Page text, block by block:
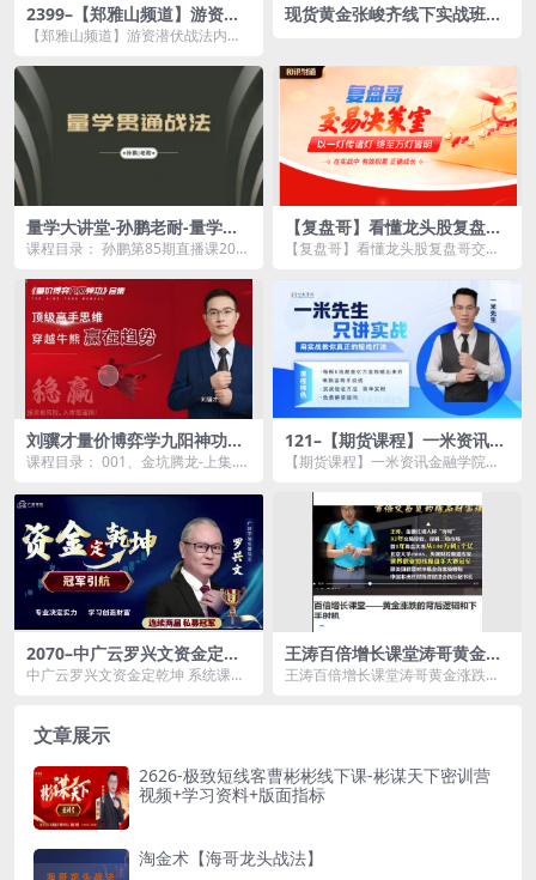
2399–【郑雅山频道】游资潜
伏战法内部直播课程
【郑雅山频道】游资潜伏战法内部
1...
现货黄金张峻齐线下实战班全
量学大讲堂-孙鹏老耐-量学贯
通战法直播 第85期
课程目录： 孙鹏第85期直播课202
mp4...
【复盘哥】看懂龙头股复盘哥
交易决策室交易系统课整理
【复盘哥】看懂龙头股复盘哥交易
课...
刘骥才量价博弈学九阳神功炒
股战法模型合集 16集视频+课
课程目录： 001、金坑腾龙-上集.m
121–【期货课程】一米资讯金
融学院：一米先生只讲实战，
【期货课程】一米资讯金融学院：
正的短线打法资源简介...
2070–中广云罗兴文资金定乾
坤 系统课+小班课+资料+指标
中广云罗兴文资金定乾坤 系统课
王涛百倍增长课堂涛哥黄金涨
跌的背后逻辑和下手时机 1视
王涛百倍增长课堂涛哥黄金涨跌的
文章展示
2626-极致短线客曹彬彬线下课-彬谋天下密训营
视频+学习资料+版面指标
淘金术【海哥龙头战法】